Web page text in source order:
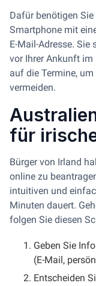
Dafür benötigen
Smartphone mit
E-Mail-Adresse. Sie
vor Ihrer Ankunft im
auf die Termine,
vermeiden.
für
Bürger von Irland
online zu
intuitiven und
Minuten dauert.
folgen Sie diesen
Geben Sie
(E-Mail,
Entscheiden